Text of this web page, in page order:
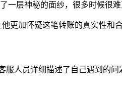
层神秘的面纱，很多时候很
更加怀疑这笔转账的真实性和合
人员详细描述了自己遇到的